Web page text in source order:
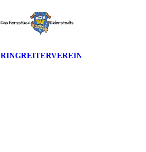
RINGREITERVEREIN